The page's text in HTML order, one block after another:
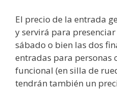
El precio de la entrada
y servirá para
sábado o bien las dos
entradas para personas
funcional (en silla de
tendrán también un